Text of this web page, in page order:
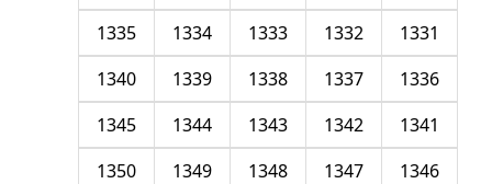
1331
1332
1333
1334
1335
1336
1337
1338
1339
1340
1341
1342
1343
1344
1345
1346
1347
1348
1349
1350